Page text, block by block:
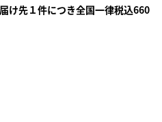
け先１件につき全国一律税込660